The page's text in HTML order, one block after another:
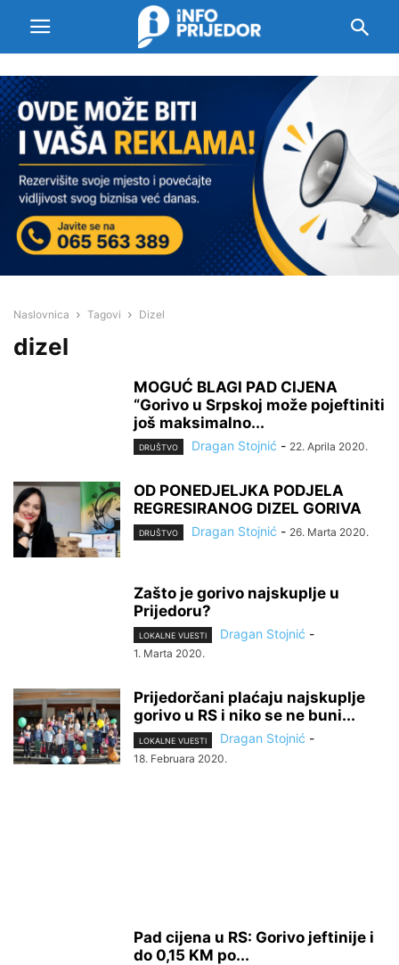
Naslovnica Tagovi Dizel
dizel
MOGUĆ BLAGI PAD CIJENA
“Gorivo u Srpskoj može pojeftiniti
još maksimalno...
DRUŠTVO Dragan Stojnić - 22. Aprila 2020.
OD PONEDJELJKA PODJELA
REGRESIRANOG DIZEL GORIVA
DRUŠTVO Dragan Stojnić - 26. Marta 2020.
Zašto je gorivo najskuplje u
Prijedoru?
LOKALNE VIJESTI Dragan Stojnić -
1. Marta 2020.
Prijedorčani plaćaju najskuplje
gorivo u RS i niko se ne buni...
LOKALNE VIJESTI Dragan Stojnić -
18. Februara 2020.
Pad cijena u RS: Gorivo jeftinije i
do 0,15 KM po...